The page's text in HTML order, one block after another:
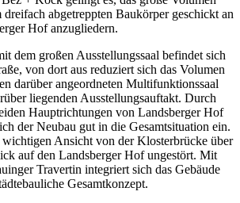
dreifach abgetreppten Baukörper geschickt an
Hof anzugliedern.
dem großen Ausstellungssaal befindet sich
von dort aus reduziert sich das Volumen
darüber angeordneten Multifunktionssaal
liegenden Ausstellungsauftakt. Durch
Hauptrichtungen von Landsberger Hof
der Neubau gut in die Gesamtsituation ein.
wichtigen Ansicht von der Klosterbrücke über
auf den Landsberger Hof ungestört. Mit
Travertin integriert sich das Gebäude
Gesamtkonzept.